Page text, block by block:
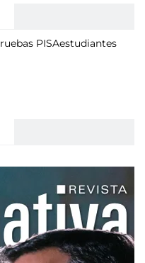
PISAestudiantes